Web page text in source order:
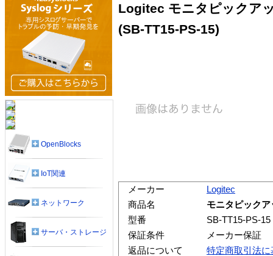
Logitec モニタピックア
(SB-TT15-PS-15)
メーカー
Logitec
商品名
モニタピック
型番
SB-TT15-PS-15
保証条件
メーカー保証
返品について
特定商取引法
OpenBlocks
IoT関連
ネットワーク
サーバ・ストレージ